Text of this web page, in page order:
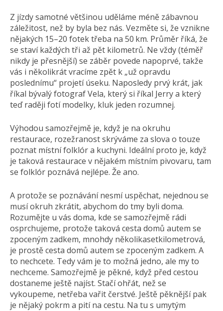
Z jízdy samotné většinou uděláme méně zábavnou
záležitost, než by byla bez nás. Vezměte si, že vznikne
nějakých 15–20 fotek třeba na 50 km. Průměr říká, že
se staví každých tři až pět kilometrů. Ne vždy (téměř
nikdy je přesnější) se záběr povede napoprvé, takže
vás i několikrát vracíme zpět k „už opravdu
poslednímu“ projetí úseku. Naposledy prvý krát, jak
říkal bývalý fotograf Vela, který si říkal Jerry a který
teď raději fotí modelky, kluk jeden rozumnej.
Výhodou samozřejmě je, když je na okruhu
restaurace, rozežranost skrýváme za slova o touze
poznat místní folklór a kuchyni. Ideální proto je, když
je taková restaurace v nějakém místním pivovaru, tam
se folklór poznává nejlépe. Že ano.
A protože se poznávání nesmí uspěchat, nejednou se
musí okruh zkrátit, abychom do tmy byli doma.
Rozumějte u vás doma, kde se samozřejmě rádi
osprchujeme, protože taková cesta domů autem se
zpoceným zadkem, mnohdy několikasetkilometrová,
je prostě cesta domů autem se zpoceným zadkem. A
to nechcete. Tedy vám je to možná jedno, ale my to
nechceme. Samozřejmě je pěkné, když před cestou
dostaneme ještě najíst. Stačí ohřát, než se
vykoupeme, netřeba vařit čerstvé. Ještě pěknější pak
je nějaký pokrm a pití na cestu. Na tu s umytým